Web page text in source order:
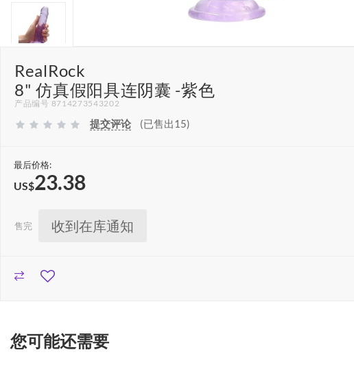
RealRock
8" 仿真假阳具连阴囊 -紫色
产品编号 8714273543202
提交评论 (已售出15)
最后价格:
US$23.38
售完 收到在库通知
您可能还需要